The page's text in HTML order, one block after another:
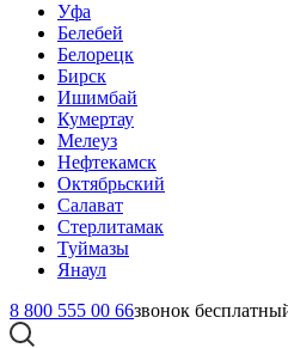
Уфа
Белебей
Белорецк
Бирск
Ишимбай
Кумертау
Мелеуз
Нефтекамск
Октябрьский
Салават
Стерлитамак
Туймазы
Янаул
8 800 555 00 66звонок